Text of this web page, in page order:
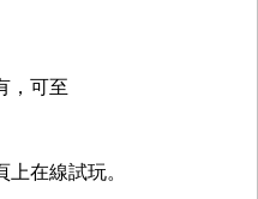
，可至
在線試玩。